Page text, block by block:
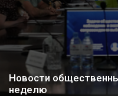
Новости
неделю